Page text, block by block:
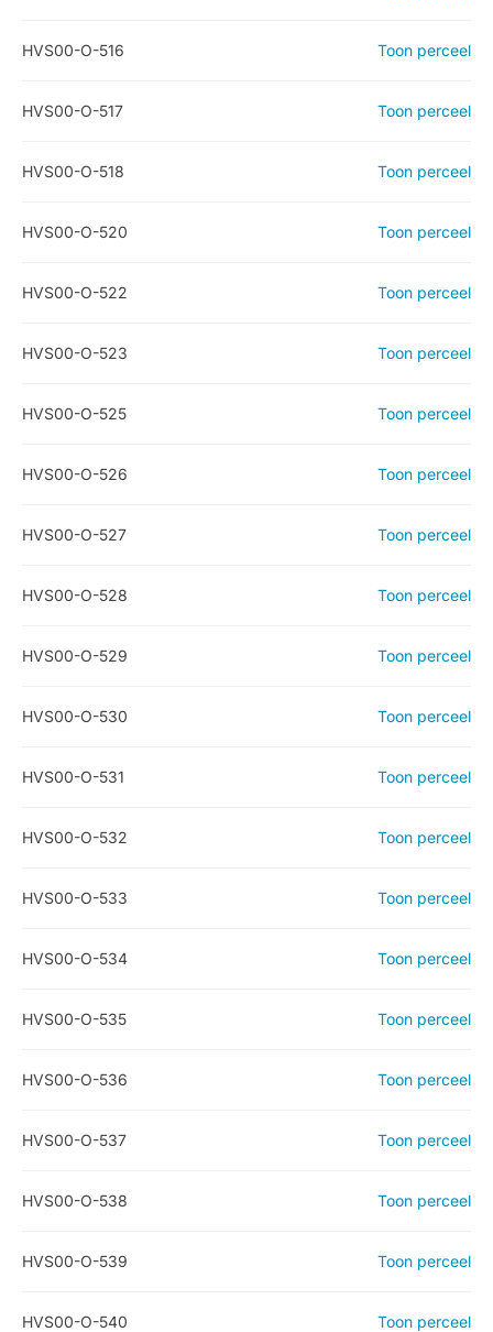
HVS00-O-516 Toon perceel
HVS00-O-517 Toon perceel
HVS00-O-518 Toon perceel
HVS00-O-520 Toon perceel
HVS00-O-522 Toon perceel
HVS00-O-523 Toon perceel
HVS00-O-525 Toon perceel
HVS00-O-526 Toon perceel
HVS00-O-527 Toon perceel
HVS00-O-528 Toon perceel
HVS00-O-529 Toon perceel
HVS00-O-530 Toon perceel
HVS00-O-531 Toon perceel
HVS00-O-532 Toon perceel
HVS00-O-533 Toon perceel
HVS00-O-534 Toon perceel
HVS00-O-535 Toon perceel
HVS00-O-536 Toon perceel
HVS00-O-537 Toon perceel
HVS00-O-538 Toon perceel
HVS00-O-539 Toon perceel
HVS00-O-540 Toon perceel